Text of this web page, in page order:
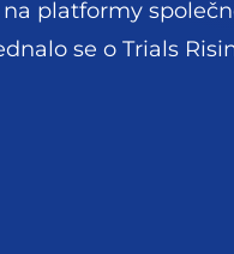
platformy
se o Trials